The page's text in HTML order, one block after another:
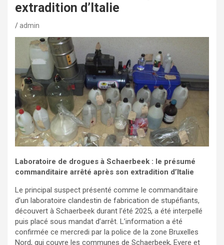
extradition d’Italie
admin
Laboratoire de drogues à Schaerbeek : le présumé
commanditaire arrêté après son extradition d’Italie
Le principal suspect présenté comme le commanditaire
d’un laboratoire clandestin de fabrication de stupéfiants,
découvert à Schaerbeek durant l’été 2025, a été interpellé
puis placé sous mandat d’arrêt. L’information a été
confirmée ce mercredi par la police de la zone Bruxelles
Nord, qui couvre les communes de Schaerbeek, Evere et